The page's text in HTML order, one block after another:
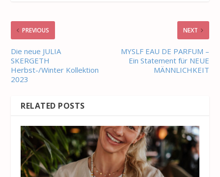
PREVIOUS
Die neue JULIA
SKERGETH
Herbst-/Winter Kollektion
2023
NEXT
MYSLF EAU DE PARFUM –
Ein Statement für NEUE
MÄNNLICHKEIT
RELATED POSTS